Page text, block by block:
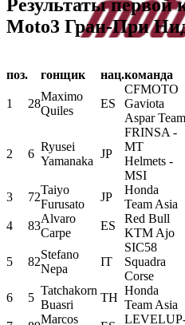
Результаты первой
Moto3 Гран-При
поз. гонщик нац.команда
1 28
Maximo
Quiles
ES
CFMOTO
Gaviota
Aspar Team
2 6
Ryusei
Yamanaka
JP
FRINSA -
MT
Helmets -
MSI
3 72
Taiyo
Furusato
JP
Honda
Team Asia
4 83
Alvaro
Carpe
ES
Red Bull
KTM Ajo
5 82
Stefano
Nepa
IT
SIC58
Squadra
Corse
6 5
Tatchakorn
Buasri
TH
Honda
Team Asia
Marcos